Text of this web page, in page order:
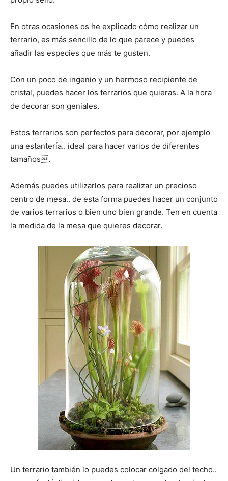
En otras ocasiones os he explicado cómo realizar un
terrario, es más sencillo de lo que parece y puedes
añadir las especies que más te gusten.
Con un poco de ingenio y un hermoso recipiente de
cristal, puedes hacer los terrarios que quieras. A la hora
de decorar son geniales.
Estos terrarios son perfectos para decorar, por ejemplo
una estantería.. ideal para hacer varios de diferentes
tamaños.
Además puedes utilizarlos para realizar un precioso
centro de mesa.. de esta forma puedes hacer un conjunto
de varios terrarios o bien uno bien grande. Ten en cuenta
la medida de la mesa que quieres decorar.
Un terrario también lo puedes colocar colgado del techo..